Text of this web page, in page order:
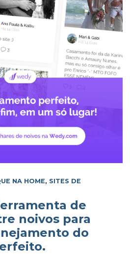
NA HOME, SITES DE
de
noivos para
do